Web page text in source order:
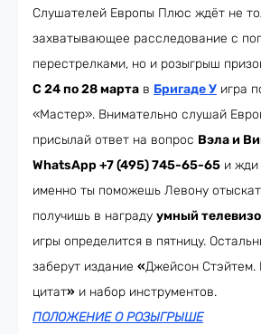
Слушателей Европы Плюс ждёт не
захватывающее расследование с
перестрелками, но и розыгрыш
С 24 по 28 марта в Бригаде У игра
«Мастер». Внимательно слушай
присылай ответ на вопрос Вэла и
WhatsApp +7 (495) 745-65-65 и жди
именно ты поможешь Левону
получишь в награду умный
игры определится в пятницу.
заберут издание «Джейсон Стэйтем.
цитат» и набор инструментов.
ПОЛОЖЕНИЕ О РОЗЫГРЫШЕ